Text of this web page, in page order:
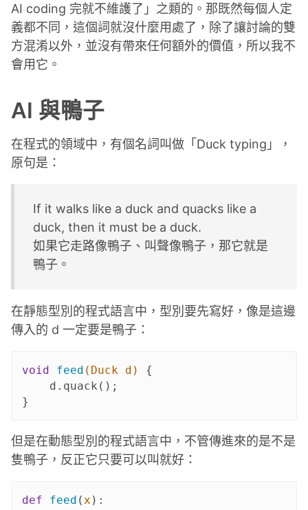
AI coding 完就不維護了」之類的。那既然每個人定
義都不同，這個詞就沒什麼用處了，除了讓討論的雙
方混淆以外，並沒有帶來任何額外的價值，所以我不
會用它。
AI 與鴨子
在程式的領域中，有個名詞叫做「Duck typing」，
原句是：
If it walks like a duck and quacks like a
duck, then it must be a duck.
如果它走路像鴨子、叫聲像鴨子，那它就是
鴨子。
在靜態型別的程式語言中，型別要先寫好，像是這邊
傳入的 d 一定要是鴨子：
void feed (Duck d)
{
    d.quack();
但是在動態型別的程式語言中，不管傳進來的是不是
隻鴨子，反正它只要可以叫就好：
def feed ( x ):